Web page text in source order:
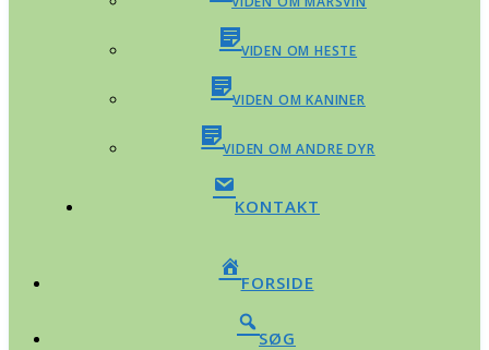
VIDEN OM HESTE
VIDEN OM KANINER
VIDEN OM ANDRE DYR
KONTAKT
FORSIDE
SØG